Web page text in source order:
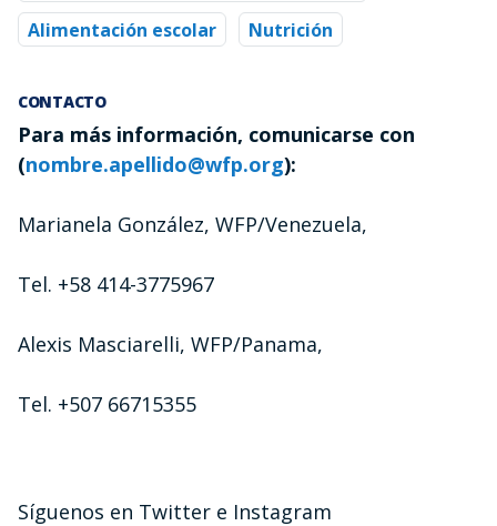
Alimentación escolar Nutrición
CONTACTO
Para más información, comunicarse con
(nombre.apellido@wfp.org):
Marianela González, WFP/Venezuela,
Tel. +58 414-3775967
Alexis Masciarelli, WFP/Panama,
Tel. +507 66715355
Síguenos en Twitter e Instagram